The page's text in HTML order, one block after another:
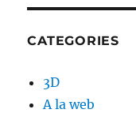
CATEGORIES
3D
A la web